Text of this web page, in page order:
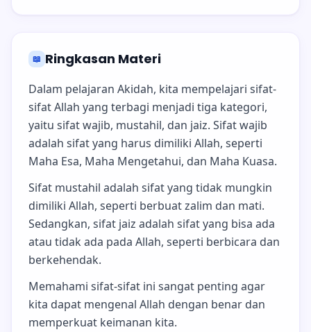
📖 Ringkasan Materi
Dalam pelajaran Akidah, kita mempelajari sifat-
sifat Allah yang terbagi menjadi tiga kategori,
yaitu sifat wajib, mustahil, dan jaiz. Sifat wajib
adalah sifat yang harus dimiliki Allah, seperti
Maha Esa, Maha Mengetahui, dan Maha Kuasa.
Sifat mustahil adalah sifat yang tidak mungkin
dimiliki Allah, seperti berbuat zalim dan mati.
Sedangkan, sifat jaiz adalah sifat yang bisa ada
atau tidak ada pada Allah, seperti berbicara dan
berkehendak.
Memahami sifat-sifat ini sangat penting agar
kita dapat mengenal Allah dengan benar dan
memperkuat keimanan kita.